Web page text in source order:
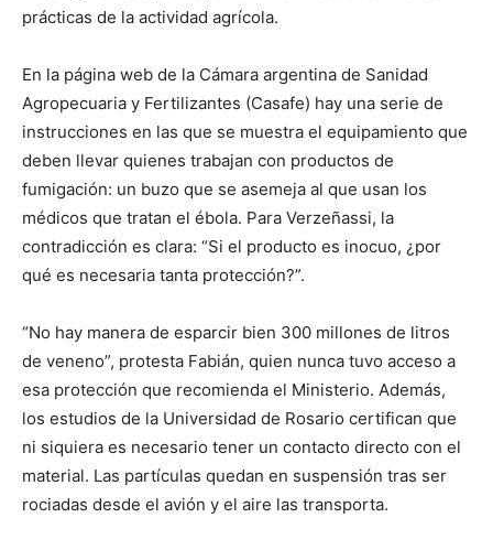
prácticas de la actividad agrícola.
En la página web de la Cámara argentina de Sanidad
Agropecuaria y Fertilizantes (Casafe) hay una serie de
instrucciones en las que se muestra el equipamiento que
deben llevar quienes trabajan con productos de
fumigación: un buzo que se asemeja al que usan los
médicos que tratan el ébola. Para Verzeñassi, la
contradicción es clara: “Si el producto es inocuo, ¿por
qué es necesaria tanta protección?”.
“No hay manera de esparcir bien 300 millones de litros
de veneno”, protesta Fabián, quien nunca tuvo acceso a
esa protección que recomienda el Ministerio. Además,
los estudios de la Universidad de Rosario certifican que
ni siquiera es necesario tener un contacto directo con el
material. Las partículas quedan en suspensión tras ser
rociadas desde el avión y el aire las transporta.